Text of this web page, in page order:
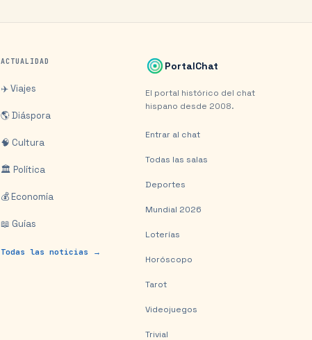
ACTUALIDAD
✈️ Viajes
🌎 Diáspora
🧠 Cultura
🏛️ Política
💰 Economía
📖 Guías
Todas las noticias →
PortalChat
El portal histórico del chat
hispano desde 2008.
Entrar al chat
Todas las salas
Deportes
Mundial 2026
Loterías
Horóscopo
Tarot
Videojuegos
Trivial